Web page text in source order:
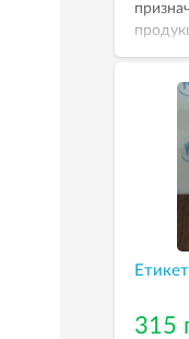
315